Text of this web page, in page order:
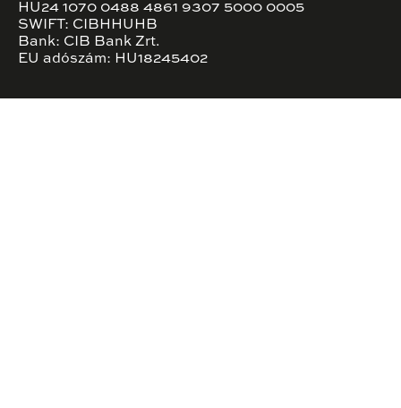
HU24 1070 0488 4861 9307 5000 0005
SWIFT: CIBHHUHB
Bank: CIB Bank Zrt.
EU adószám: HU18245402